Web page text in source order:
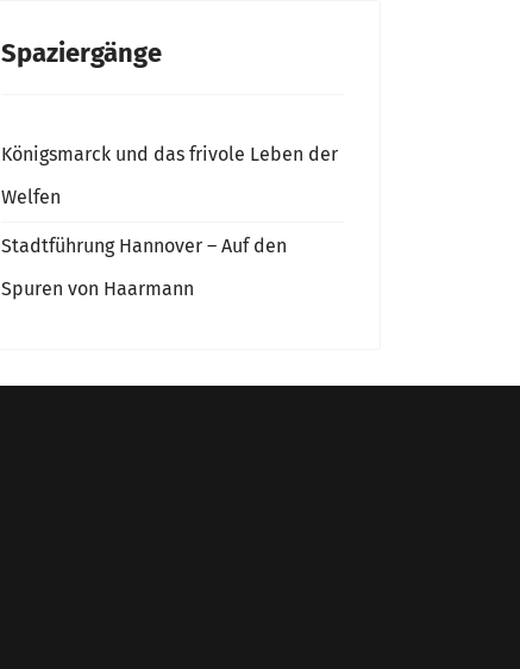
Spaziergänge
Königsmarck und das frivole Leben der
Welfen
Stadtführung Hannover – Auf den
Spuren von Haarmann